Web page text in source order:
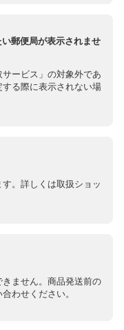
郵便局が表示されませ
ービス」の対象外であ
る際に表示されない場
。詳しくは取扱ショッ
ません。商品発送前の
わせください。